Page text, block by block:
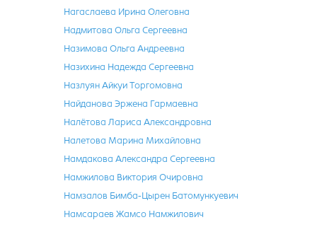
Нагаслаева Ирина Олеговна
Надмитова Ольга Сергеевна
Назимова Ольга Андреевна
Назихина Надежда Сергеевна
Назлуян Айкуи Торгомовна
Найданова Эржена Гармаевна
Налётова Лариса Александровна
Налетова Марина Михайловна
Намдакова Александра Сергеевна
Намжилова Виктория Очировна
Намзалов Бимба-Цырен Батомункуевич
Намсараев Жамсо Намжилович